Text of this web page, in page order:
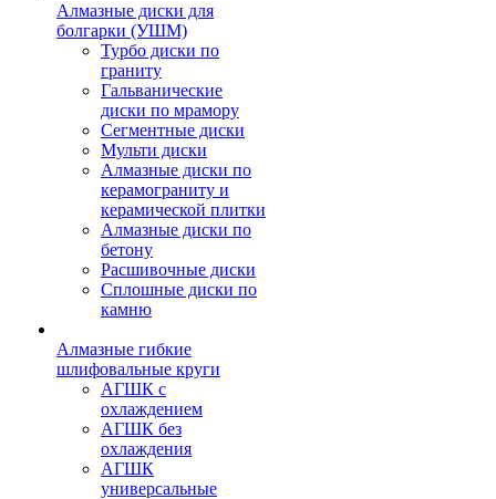
Алмазные диски для
болгарки (УШМ)
Турбо диски по
граниту
Гальванические
диски по мрамору
Сегментные диски
Мульти диски
Алмазные диски по
керамограниту и
керамической плитки
Алмазные диски по
бетону
Расшивочные диски
Сплошные диски по
камню
Алмазные гибкие
шлифовальные круги
АГШК с
охлаждением
АГШК без
охлаждения
АГШК
универсальные